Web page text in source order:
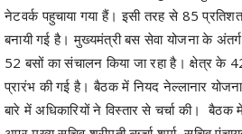
52 बसों का संचालन किया जा रहा है। क्षेत्र के
प्रारंभ की गई है। बैठक में नियद नेल्लानार
बारे में अधिकारियों ने विस्तार से चर्चा की। बैठक
अपर मुख्य सचिव श्रीमती ऋर्चा शर्मा, सचिव
भीम सिंह, आयुक्त मनरेगा श्री तारण प्रकाश
और अन्य विभागों के अधिकारी शामिल हुए।